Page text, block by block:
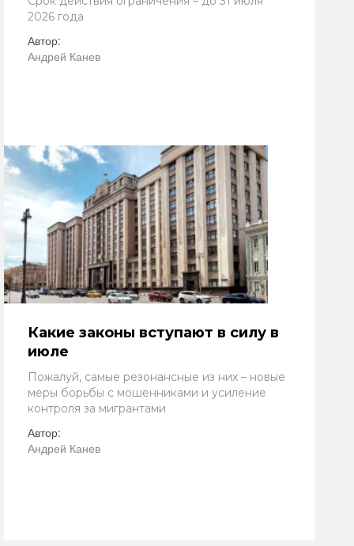
2026 года
Автор:
Андрей Канев
Какие законы вступают в силу в
июле
Пожалуй, самые резонансные из них – новые
меры борьбы с мошенниками и усиление
контроля за мигрантами
Автор:
Андрей Канев